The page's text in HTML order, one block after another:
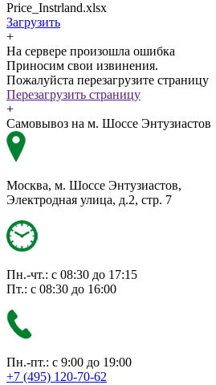
Price_Instrland.xlsx
Загрузить
+
На сервере произошла ошибка
Приносим свои извинения.
Пожалуйста перезагрузите страницу
Перезагрузить страницу
+
Самовывоз на м. Шоссе Энтузиастов
Москва, м. Шоссе Энтузиастов,
Электродная улица, д.2, стр. 7
Пн.-чт.: с 08:30 до 17:15
Пт.: с 08:30 до 16:00
Пн.-пт.: с 9:00 до 19:00
+7 (495) 120-70-62